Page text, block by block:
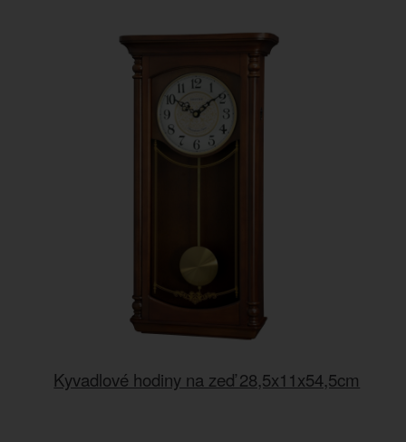
Kyvadlové hodiny na zeď 28,5x11x54,5cm